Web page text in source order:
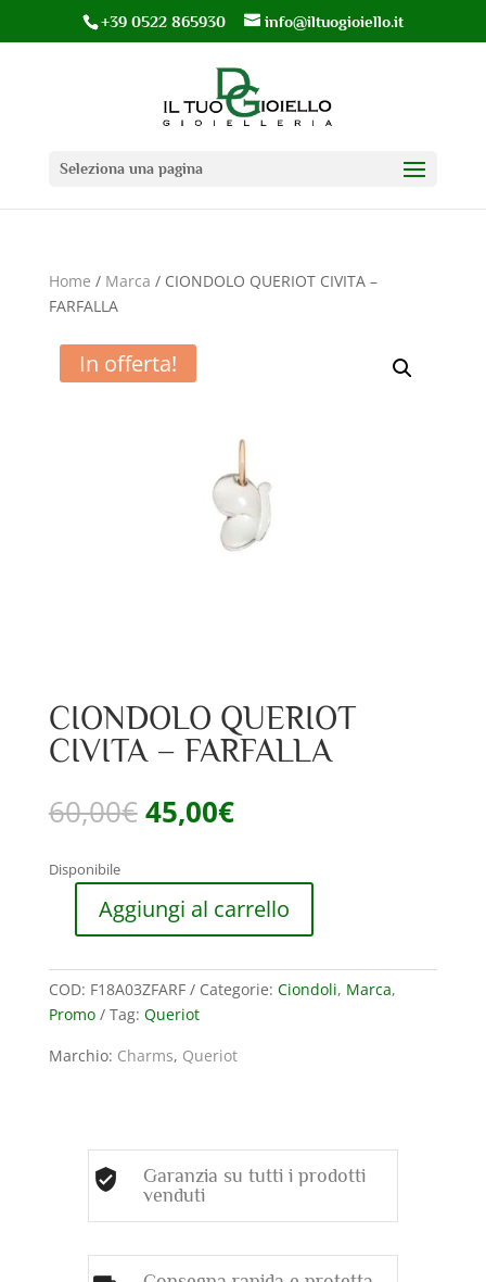
+39 0522 865930 info@iltuogioiello.it
Seleziona una pagina
Home / Marca / CIONDOLO QUERIOT CIVITA –
FARFALLA
In offerta!
CIONDOLO QUERIOT
CIVITA – FARFALLA
60,00€ Il
prezzo
era:
60,00€.
45,00€Il
prezzo
è:
45,00€.
Disponibile
CIONDOLO
CIVITA
–
FARFALLA
quantità
Aggiungi al carrello
COD: F18A03ZFARF Categorie: Ciondoli, Marca,
Promo
Tag: Queriot
Marchio: Charms, Queriot
Garanzia su tutti i prodotti
venduti